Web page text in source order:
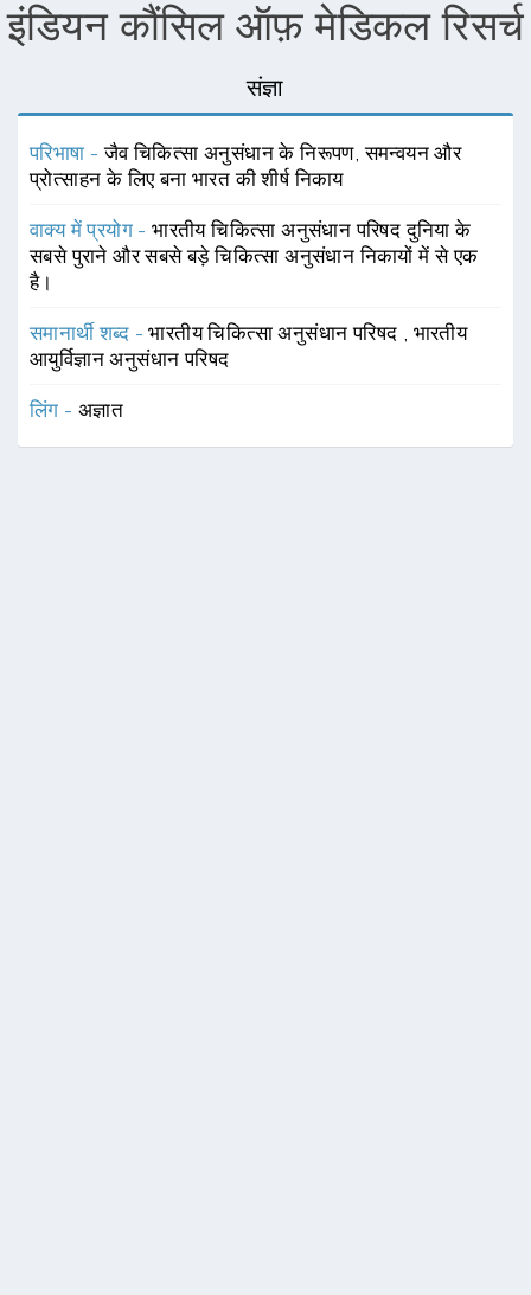
इंडियन कौंसिल ऑफ़ मेडिकल रिसर्च
संज्ञा
परिभाषा -जैव चिकित्सा अनुसंधान के निरूपण, समन्वयन और
प्रोत्साहन के लिए बना भारत की शीर्ष निकाय
वाक्य में प्रयोग -भारतीय चिकित्सा अनुसंधान परिषद दुनिया के
सबसे पुराने और सबसे बड़े चिकित्सा अनुसंधान निकायों में से एक
है।
समानार्थी शब्द -भारतीय चिकित्सा अनुसंधान परिषद , भारतीय
आयुर्विज्ञान अनुसंधान परिषद
लिंग - अज्ञात